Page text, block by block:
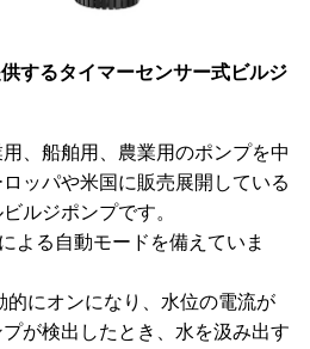
するタイマーセンサー式ビルジ
、船舶用、農業用のポンプを中
ッパや米国に販売展開している
ルジポンプです。
よる自動モードを備えていま
的にオンになり、水位の電流が
が検出したとき、水を汲み出す